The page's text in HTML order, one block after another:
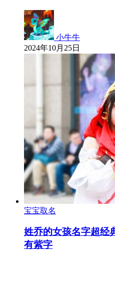
小牛牛
2024年10月25日
宝宝取名
姓乔的女孩名字超经
有紫字